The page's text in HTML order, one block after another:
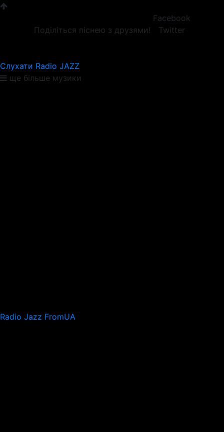
Поділіться піснею з друзями!
Facebook
Twitter
Слухати Radio JAZZ
ще більше музики
Radio Jazz FromUA